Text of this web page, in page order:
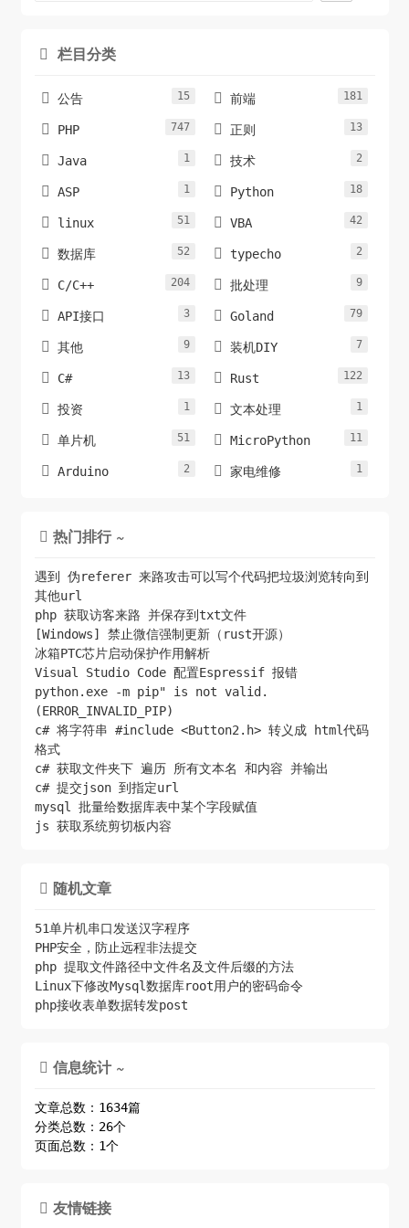
 栏目分类
 公告 15  前端 181
 PHP 747  正则 13
 Java 1  技术 2
 ASP 1  Python 18
 linux 51  VBA 42
 数据库 52  typecho 2
 C/C++ 204  批处理 9
 API接口 3  Goland 79
 其他 9  装机DIY 7
 C# 13  Rust 122
 投资 1  文本处理 1
 单片机 51  MicroPython 11
 Arduino 2  家电维修 1
 热门排行 ~
遇到 伪referer 来路攻击可以写个代码把垃圾浏览转向到
其他url
php 获取访客来路 并保存到txt文件
[Windows] 禁止微信强制更新（rust开源）
冰箱PTC芯片启动保护作用解析
Visual Studio Code 配置Espressif 报错
python.exe -m pip" is not valid.
(ERROR_INVALID_PIP)
c# 将字符串 #include <Button2.h> 转义成 html代码
格式
c# 获取文件夹下 遍历 所有文本名 和内容 并输出
c# 提交json 到指定url
mysql 批量给数据库表中某个字段赋值
js 获取系统剪切板内容
 随机文章
51单片机串口发送汉字程序
PHP安全，防止远程非法提交
php 提取文件路径中文件名及文件后缀的方法
Linux下修改Mysql数据库root用户的密码命令
php接收表单数据转发post
 信息统计 ~
文章总数：1634篇
分类总数：26个
页面总数：1个
 友情链接